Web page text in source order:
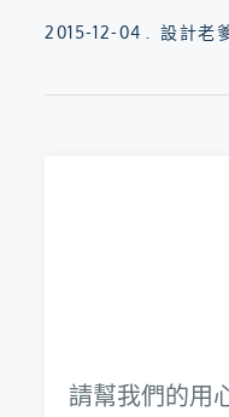
Posted
2015-12-04 設計老
請幫我們的用